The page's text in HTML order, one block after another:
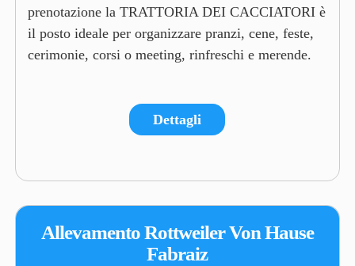
prenotazione la TRATTORIA DEI CACCIATORI è
il posto ideale per organizzare pranzi, cene, feste,
cerimonie, corsi o meeting, rinfreschi e merende.
Dettagli
Allevamento Rottweiler Von Hause
Fabraiz